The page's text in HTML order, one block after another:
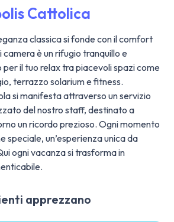
Cattolica
classica si fonde con il comfort
è un rifugio tranquillo e
il tuo relax tra piacevoli spazi come
terrazzo solarium e fitness.
si manifesta attraverso un servizio
del nostro staff, destinato a
un ricordo prezioso. Ogni momento
speciale, un’esperienza unica da
ogni vacanza si trasforma in
apprezzano